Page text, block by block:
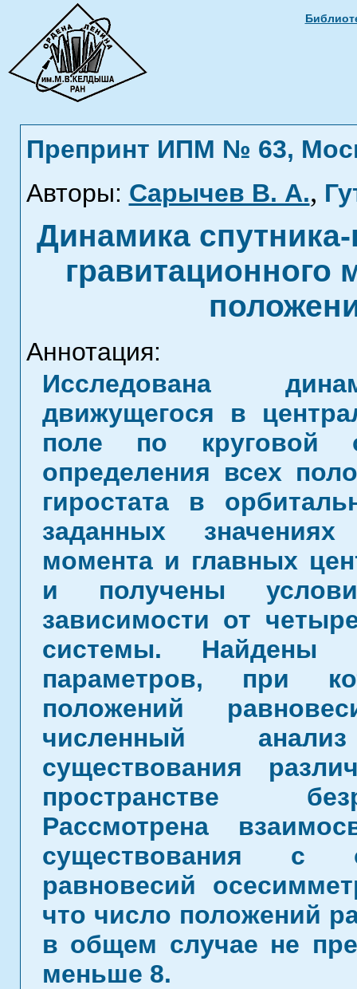
Препринт ИПМ № 63,
Авторы: Сарычев В. А.,
Динамика
гравитационного
Аннотация:
Исследована
движущегося в
поле по круговой
определения всех
гиростата в
заданных значениях
момента и главных
и получены
зависимости от
системы. Найдены
параметров, при
положений
численный
существования
пространстве
Рассмотрена
существования с
равновесий
что число положений
в общем случае не
меньше 8.